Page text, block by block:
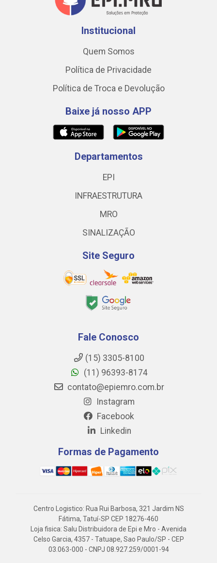
Institucional
Quem Somos
Política de Privacidade
Política de Troca e Devolução
Baixe já nosso APP
Departamentos
EPI
INFRAESTRUTURA
MRO
SINALIZAÇÃO
Site Seguro
Fale Conosco
(15) 3305-8100
(11) 96393-8174
contato@epiemro.com.br
Instagram
Facebook
Linkedin
Formas de Pagamento
Centro Logistico: Rua Rui Barbosa, 321 Jardim NS
Fátima, Tatuí-SP CEP 18276-460
Loja fisica: Salu Distribuidora de Epi e Mro - Avenida
Celso Garcia, 4357 - Tatuape, Sao Paulo/SP - CEP
03.063-000 - CNPJ 08.927.259/0001-94